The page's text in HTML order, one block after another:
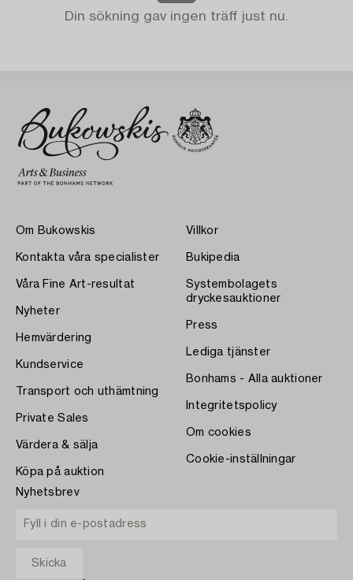
Din sökning gav ingen träff just nu.
Om Bukowskis
Kontakta våra specialister
Våra Fine Art-resultat
Nyheter
Hemvärdering
Kundservice
Transport och uthämtning
Private Sales
Värdera & sälja
Köpa på auktion
Villkor
Bukipedia
Systembolagets
dryckesauktioner
Press
Lediga tjänster
Bonhams - Alla auktioner
Integritetspolicy
Om cookies
Cookie-inställningar
Nyhetsbrev